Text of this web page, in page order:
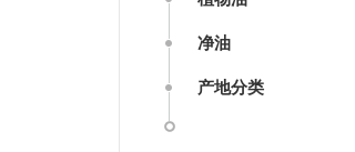
净油
产地分类